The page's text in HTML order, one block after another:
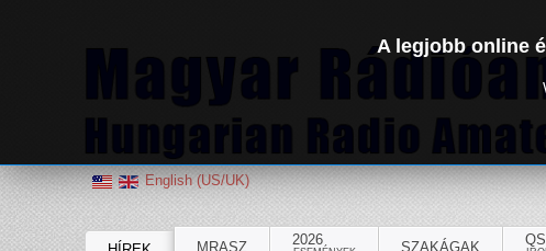
English (US/UK)
MRASZ 2026 SZAKÁGAK
A legjobb online